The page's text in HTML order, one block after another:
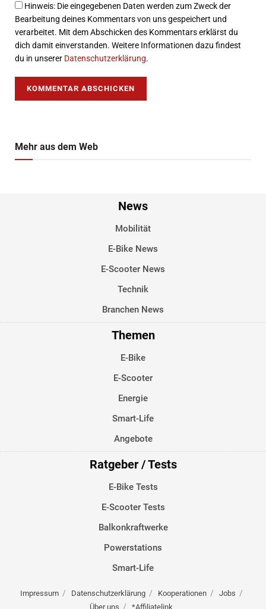
Hinweis: Die eingegebenen Daten werden zum Zweck der
Bearbeitung deines Kommentars von uns gespeichert und
verarbeitet. Mit dem Abschicken des Kommentars erklärst du
dich damit einverstanden. Weitere Informationen dazu findest
du in unserer Datenschutzerklärung.
Mehr aus dem Web
News
Mobilität
E-Bike News
E-Scooter News
Technik
Branchen News
Themen
E-Bike
E-Scooter
Energie
Smart-Life
Angebote
Ratgeber / Tests
E-Bike Tests
E-Scooter Tests
Balkonkraftwerke
Powerstations
Smart-Life
Impressum Datenschutzerklärung Kooperationen
Jobs
Über uns
*Affiliatelink